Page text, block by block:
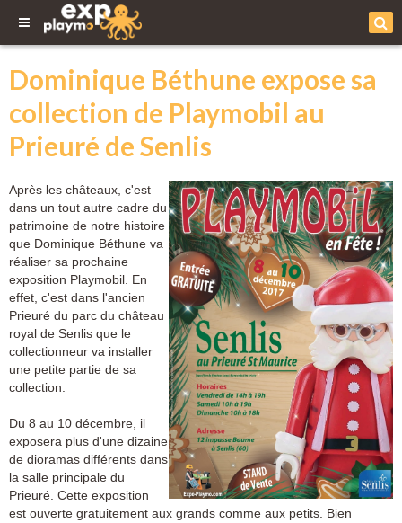
Dominique Béthune expose sa
collection de Playmobil au
Prieuré de Senlis
Après les châteaux, c'est
dans un tout autre cadre du
patrimoine de notre histoire
que Dominique Béthune va
réaliser sa prochaine
exposition Playmobil. En
effet, c'est dans l'ancien
Prieuré du parc du château
royal de Senlis que le
collectionneur va installer
une petite partie de sa
collection.
Du 8 au 10 décembre, il
exposera plus d'une dizaine
de dioramas différents dans
la salle principale du
Prieuré. Cette exposition
est ouverte gratuitement aux grands comme aux petits. Bien